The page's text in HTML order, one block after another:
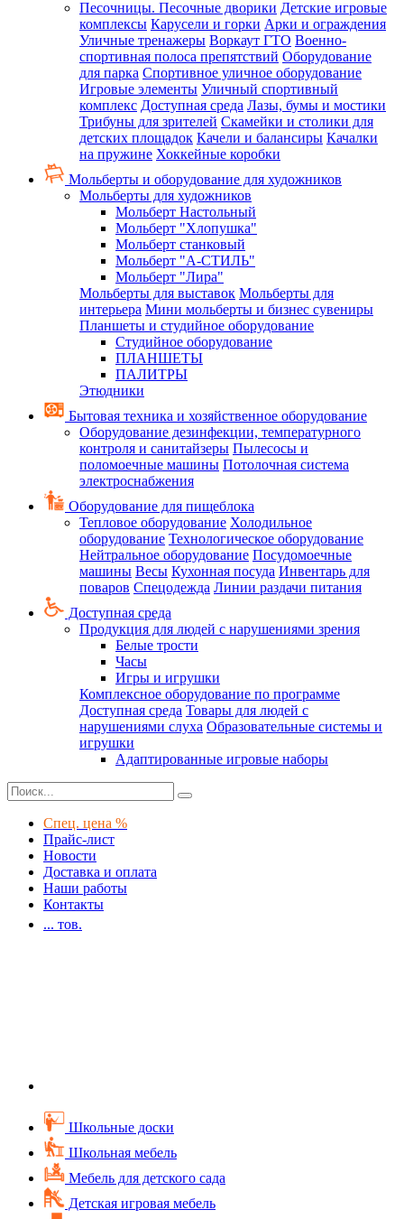
Песочницы. Песочные дворики Детские игровые
комплексы Карусели и горки Арки и ограждения
Уличные тренажеры Воркаут ГТО Военно-
спортивная полоса препятствий Оборудование
для парка Спортивное уличное оборудование
Игровые элементы Уличный спортивный
комплекс Доступная среда Лазы, бумы и мостики
Трибуны для зрителей Скамейки и столики для
детских площадок Качели и балансиры Качалки
на пружине Хоккейные коробки
Мольберты и оборудование для художников
Мольберты для художников
Мольберт Настольный
Мольберт "Хлопушка"
Мольберт станковый
Мольберт "А-СТИЛЬ"
Мольберт "Лира"
Мольберты для выставок Мольберты для
интерьера Мини мольберты и бизнес сувениры
Планшеты и студийное оборудование
Студийное оборудование
ПЛАНШЕТЫ
ПАЛИТРЫ
Этюдники
Бытовая техника и хозяйственное оборудование
Оборудование дезинфекции, температурного
контроля и санитайзеры Пылесосы и
поломоечные машины Потолочная система
электроснабжения
Оборудование для пищеблока
Тепловое оборудование Холодильное
оборудование Технологическое оборудование
Нейтральное оборудование Посудомоечные
машины Весы Кухонная посуда Инвентарь для
поваров Спецодежда Линии раздачи питания
Доступная среда
Продукция для людей с нарушениями зрения
Белые трости
Часы
Игры и игрушки
Комплексное оборудование по программе
Доступная среда Товары для людей с
нарушениями слуха Образовательные системы и
игрушки
Адаптированные игровые наборы
Спец. цена %
Прайс-лист
Новости
Доставка и оплата
Наши работы
Контакты
... тов.
Школьные доски
Школьная мебель
Мебель для детского сада
Детская игровая мебель